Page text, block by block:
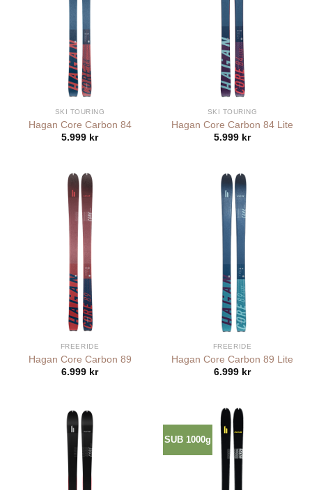
SKI TOURING
Hagan Core Carbon 84
5.999 kr
SKI TOURING
Hagan Core Carbon 84 Lite
5.999 kr
FREERIDE
Hagan Core Carbon 89
6.999 kr
FREERIDE
Hagan Core Carbon 89 Lite
6.999 kr
SUB 1000g